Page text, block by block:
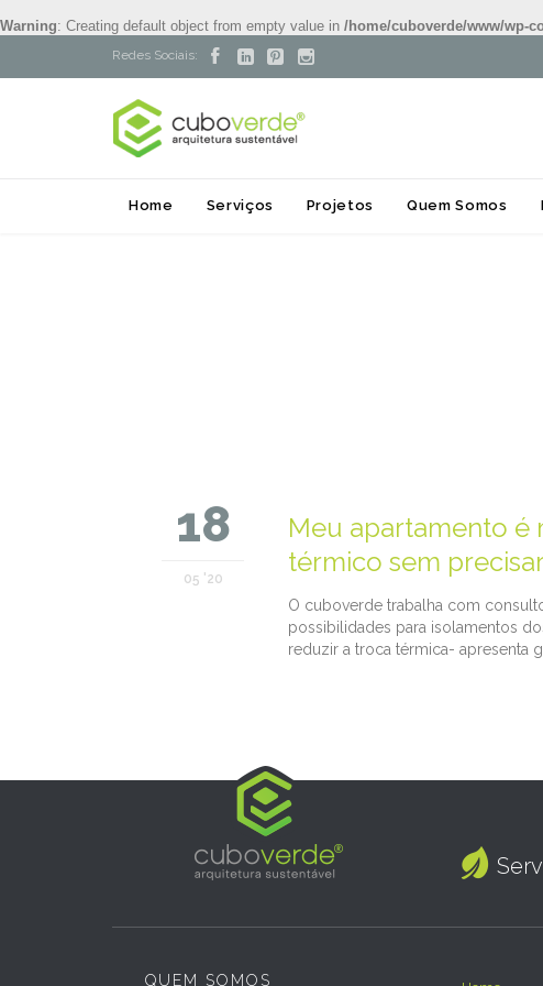
Warning: Creating default object from empty value in /home/cuboverde/www/wp-
Redes Sociais:    
Home Serviços Projetos Quem Somos
18
05 '20
Meu apartamento
térmico sem
O cuboverde trabalha com
possibilidades para isolamentos
reduzir a troca térmica- apresenta

QUEM SOMOS